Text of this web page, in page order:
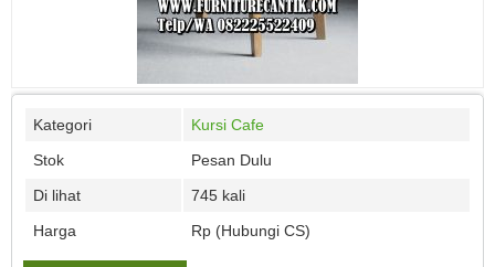
Kategori
Kursi Cafe
Stok
Pesan Dulu
Di lihat
745 kali
Harga
Rp (Hubungi CS)